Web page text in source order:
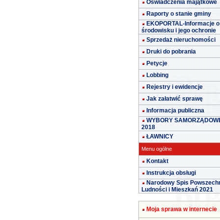
Oświadczenia majątkowe
Raporty o stanie gminy
EKOPORTAL-Informacje o
środowisku i jego ochronie
Sprzedaż nieruchomości
Druki do pobrania
Petycje
Lobbing
Rejestry i ewidencje
Jak załatwić sprawę
Informacja publiczna
WYBORY
2018
ŁAWNICY
Menu ogólne
Kontakt
Instrukcja obsługi
Narodowy Spis
Ludności i Mieszkań 2021
Moja sprawa w internecie